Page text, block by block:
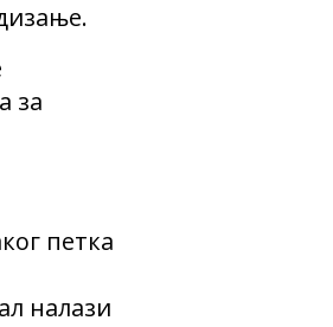
за
петка
налази